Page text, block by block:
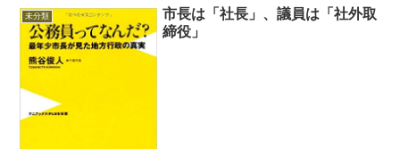
未分類
市長は「社長」、議員は「社外取
締役」